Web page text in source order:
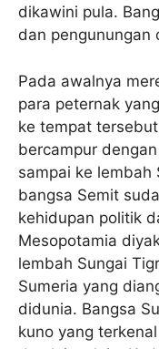
dikawini pula.
dan pengunungan
Pada awalnya
para peternak
ke tempat
bercampur
sampai ke lembah
bangsa Semit
kehidupan politik
Mesopotamia
lembah Sungai
Sumeria yang
didunia. Bangsa
kuno yang